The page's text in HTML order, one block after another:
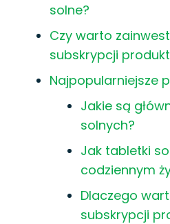
solne?
Czy warto
subskrypcji
Najpopularniejsze
Jakie są
solnych?
Jak tabletki
codziennym
Dlaczego
subskrypcji